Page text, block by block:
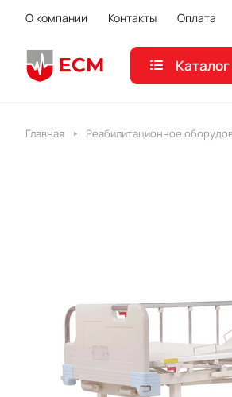
О компании Контакты Оплата
Каталог
Главная Реабилитационное